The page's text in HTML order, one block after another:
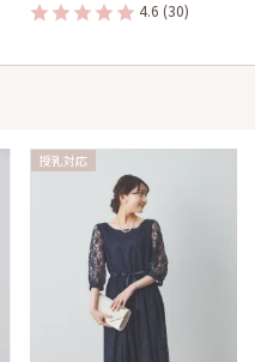
4.6 (30)
授乳対応